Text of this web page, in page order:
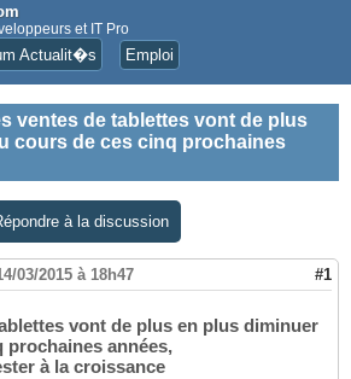
et IT Pro
Actualit�s Emploi
ventes de tablettes vont de plus
cours de ces cinq prochaines
à la discussion
03/2015 à 18h47 #1
vont de plus en plus diminuer
prochaines années,
à la croissance